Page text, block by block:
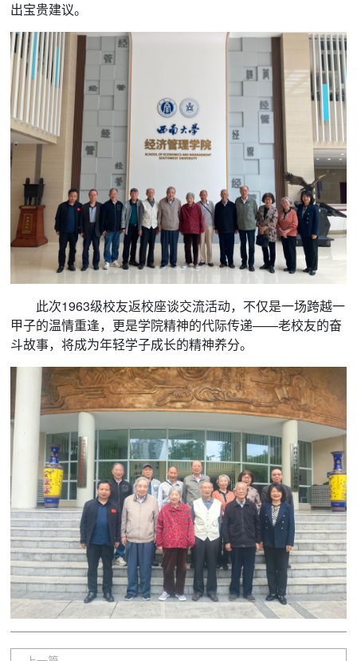
出宝贵建议。
此次1963级校友返校座谈交流活动，不仅是一场跨越一
甲子的温情重逢，更是学院精神的代际传递——老校友的奋
斗故事，将成为年轻学子成长的精神养分。